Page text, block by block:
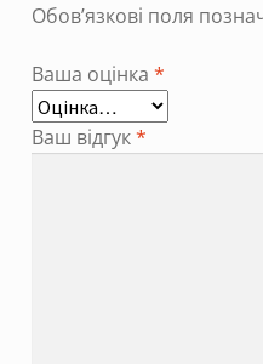
Обов’язкові поля
Ваша оцінка *
Ваш відгук*